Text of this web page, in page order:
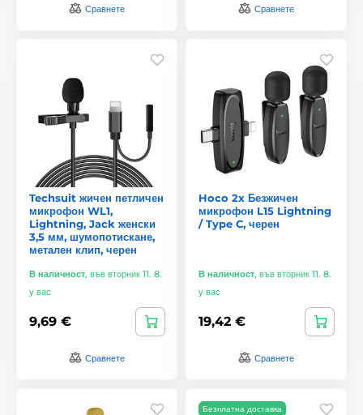
Сравнете Сравнете
Techsuit жичен петличен
микрофон WL1,
Lightning, Jack женски
3,5 мм, шумопотискане,
метален клип, черен
В наличност, във вторник 11. 8.
у вас
9,69 €
Сравнете
Hoco 2x Безжичен
микрофон L15 Lightning
/ Type C, черен
В наличност, във вторник 11. 8.
у вас
19,42 €
Сравнете
Безплатна доставка